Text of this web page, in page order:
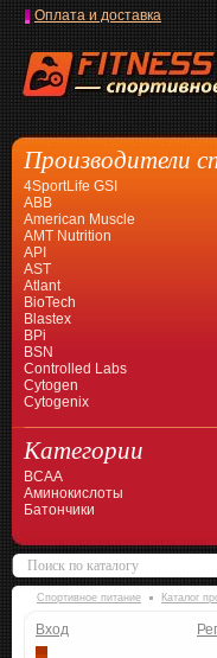
Оплата и доставка
Производители
4SportLife GSI
ABB
American Muscle
AMT Nutrition
API
AST
Atlant
BioTech
Blastex
BPi
BSN
Controlled Labs
Cytogen
Cytogenix
Категории
BCAA
Аминокислоты
Батончики
Спортивное питание Каталог
Вход